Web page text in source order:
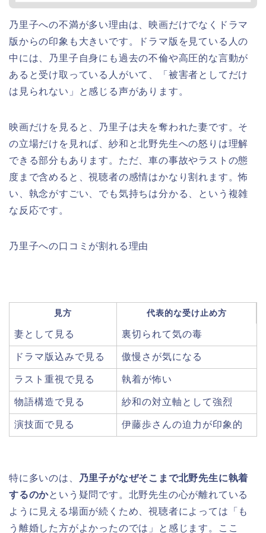
乃里子への不満が多い理由は、映画だけでなくドラマ
版からの印象も大きいです。ドラマ版を見ている人の
中には、乃里子自身にも過去の不倫や高圧的な言動が
あると受け取っている人がいて、「被害者としてだけ
は見られない」と感じる声があります。
映画だけを見ると、乃里子は夫を奪われた妻です。そ
の立場だけを見れば、紗和と北野先生への怒りは理解
できる部分もあります。ただ、車の事故やラストの態
度まで含めると、視聴者の感情はかなり割れます。怖
い、執念がすごい、でも気持ちは分かる、という複雑
な反応です。
乃里子への口コミが割れる理由
見方 代表的な受け止め方
妻として見る 裏切られて気の毒
ドラマ版込みで見る 傲慢さが気になる
ラスト重視で見る 執着が怖い
物語構造で見る 紗和の対立軸として強烈
演技面で見る 伊藤歩さんの迫力が印象的
特に多いのは、
乃里子がなぜそこまで北野先生に執着
するのかという疑問です。北野先生の心が離れている
ように見える場面が続くため、視聴者によっては「も
う離婚した方がよかったのでは」と感じます。ここ